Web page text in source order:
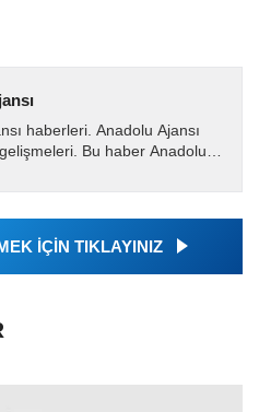
haberleri. Anadolu Ajansı
Bu haber Anadolu
İÇİN TIKLAYINIZ